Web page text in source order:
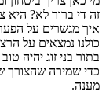
זה די ברור לא? היא
איך מגשרים על
כולנו נמצאים על
בתור בני זוג יהיה
כדי שמירה שהצורך
מענה.